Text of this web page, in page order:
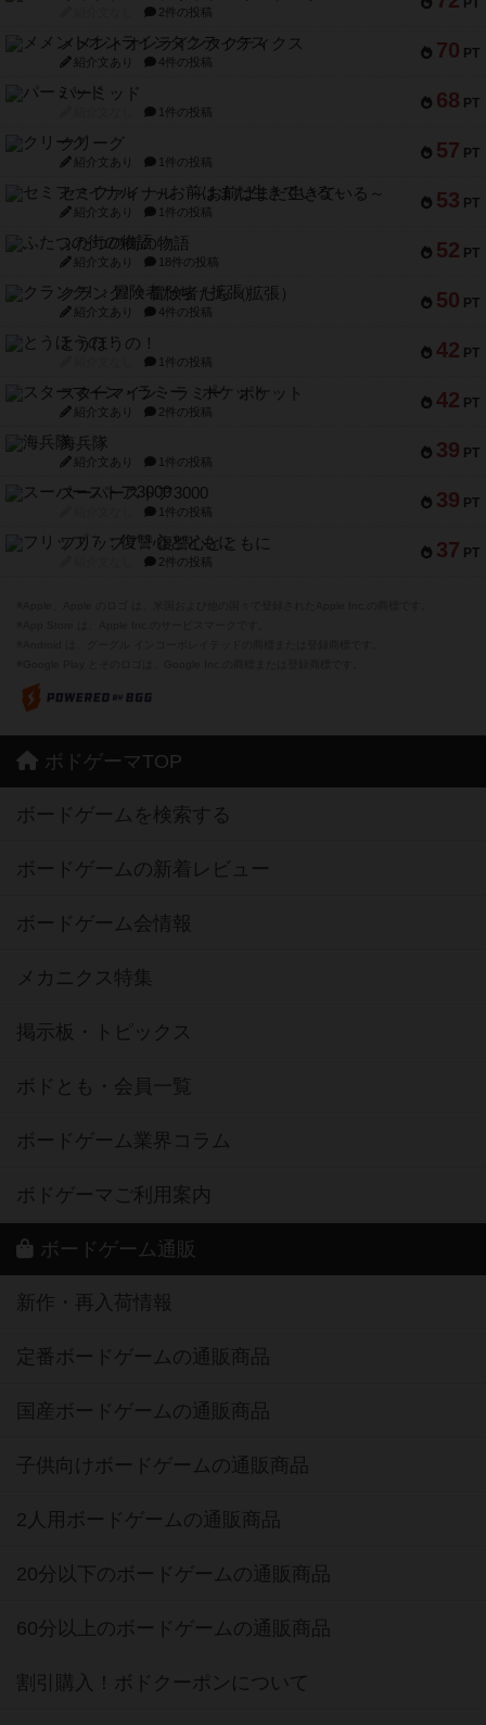
PT
2件の投稿
70 PT
メメントオンラインタクティクス
紹介文あり 4件の投稿
68 PT
パーミッド
1件の投稿
57 PT
クリーグ
紹介文あり 1件の投稿
53 PT
セミファイナル ～お前はまだ生きている～
紹介文あり 1件の投稿
52 PT
ふたつの街の物語
紹介文あり 18件の投稿
50 PT
クランク! ：冒険者たち（拡張）
紹介文あり 4件の投稿
42 PT
とうほうの！
1件の投稿
42 PT
スターマイン・ラミー ポケット
紹介文あり 2件の投稿
39 PT
海兵隊
紹介文あり 1件の投稿
39 PT
スーパーストア3000
1件の投稿
37 PT
フリップ７：復讐心とともに
2件の投稿
ボドゲーマTOP
ボードゲームを検索する
ボードゲームの新着レビュー
ボードゲーム会情報
メカニクス特集
掲示板・トピックス
ボドとも・会員一覧
ボードゲーム業界コラム
ボドゲーマご利用案内
ボードゲーム通販
新作・再入荷情報
定番ボードゲームの通販商品
国産ボードゲームの通販商品
子供向けボードゲームの通販商品
2人用ボードゲームの通販商品
20分以下のボードゲームの通販商品
60分以上のボードゲームの通販商品
割引購入！ボドクーポンについて